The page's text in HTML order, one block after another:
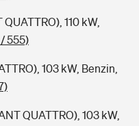
110 kW,
555)
103 kW, Benzin,
QUATTRO), 103 kW,